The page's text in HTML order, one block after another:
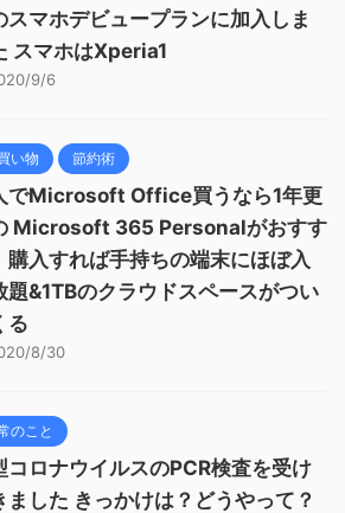
スマホデビュープランに加入しま
スマホはXperia1
9/6
い物 節約術
でMicrosoft Office買うなら1年更
Microsoft 365 Personalがおすす
購入すれば手持ちの端末にほぼ入
題&1TBのクラウドスペースがつい
る
8/30
のこと
コロナウイルスのPCR検査を受け
ました きっかけは？どうやって？